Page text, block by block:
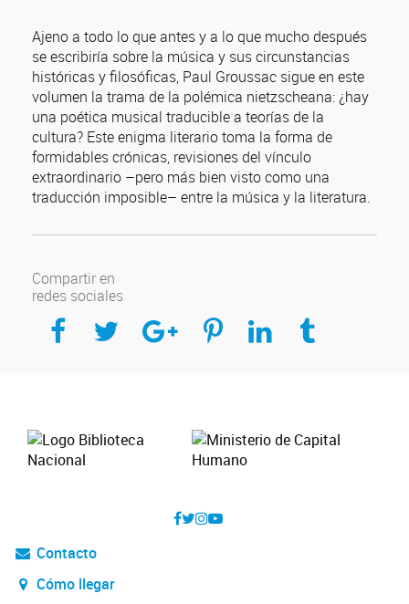
Ajeno a todo lo que antes y a lo que mucho después
se escribiría sobre la música y sus circunstancias
históricas y filosóficas, Paul Groussac sigue en este
volumen la trama de la polémica nietzscheana: ¿hay
una poética musical traducible a teorías de la
cultura? Este enigma literario toma la forma de
formidables crónicas, revisiones del vínculo
extraordinario –pero más bien visto como una
traducción imposible– entre la música y la literatura.
Compartir en
redes sociales
Compartir en Facebook Compartir en Twitter Compartir en Google Plus Compartir en Pinterest Compartir en Linkedin Compartir en Tumblr
Contacto
Cómo llegar